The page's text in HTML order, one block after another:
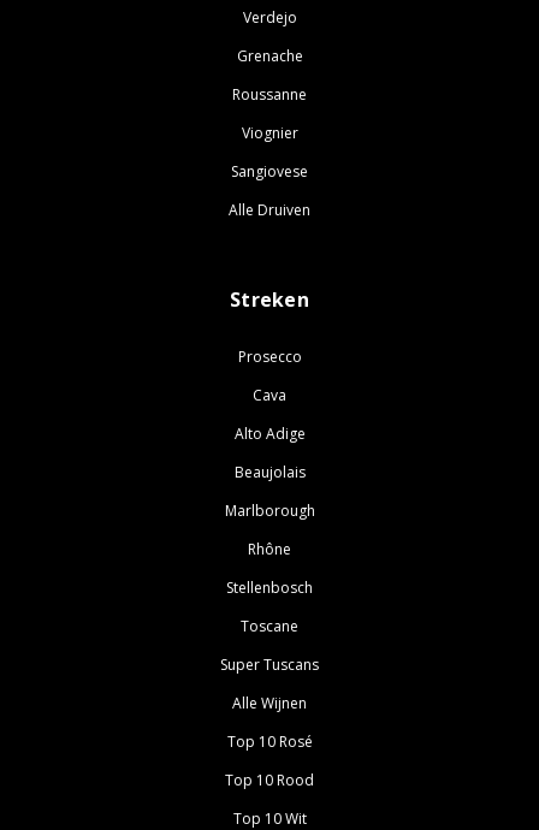
Verdejo
Grenache
Roussanne
Viognier
Sangiovese
Alle Druiven
Streken
Prosecco
Cava
Alto Adige
Beaujolais
Marlborough
Rhône
Stellenbosch
Toscane
Super Tuscans
Alle Wijnen
Top 10 Rosé
Top 10 Rood
Top 10 Wit